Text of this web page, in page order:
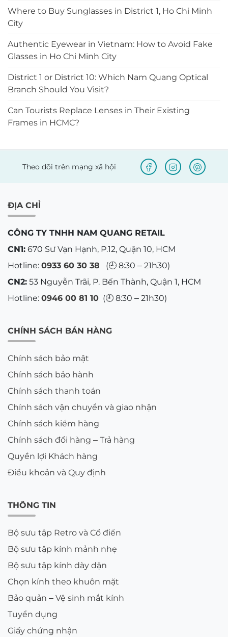
Where to Buy Sunglasses in District 1, Ho Chi Minh
City
Authentic Eyewear in Vietnam: How to Avoid Fake
Glasses in Ho Chi Minh City
District 1 or District 10: Which Nam Quang Optical
Branch Should You Visit?
Can Tourists Replace Lenses in Their Existing
Frames in HCMC?
Theo dõi trên mạng xã hội
ĐỊA CHỈ
CÔNG TY TNHH NAM QUANG RETAIL
CN1: 670 Sư Vạn Hạnh, P.12, Quận 10, HCM
Hotline: 0933 60 30 38 (🕘 8:30 – 21h30)
CN2: 53 Nguyễn Trãi, P. Bến Thành, Quận 1, HCM
Hotline: 0946 00 81 10 (🕘 8:30 – 21h30)
CHÍNH SÁCH BÁN HÀNG
Chính sách bảo mật
Chính sách bảo hành
Chính sách thanh toán
Chính sách vận chuyển và giao nhận
Chính sách kiểm hàng
Chính sách đổi hàng – Trả hàng
Quyền lợi Khách hàng
Điều khoản và Quy định
THÔNG TIN
Bộ sưu tập Retro và Cổ điển
Bộ sưu tập kính mảnh nhẹ
Bộ sưu tập kính dày dặn
Chọn kính theo khuôn mặt
Bảo quản – Vệ sinh mắt kính
Tuyển dụng
Giấy chứng nhận